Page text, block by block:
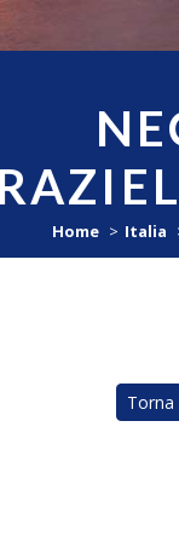
Home Italia
Torna